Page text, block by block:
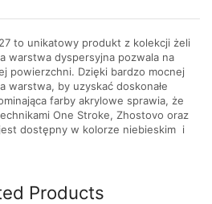
to unikatowy produkt z kolekcji żeli
warstwa dyspersyjna pozwala na
powierzchni. Dzięki bardzo mocnej
warstwa, by uzyskać doskonałe
farby akrylowe sprawia, że
One Stroke, Zhostovo oraz
dostępny w kolorze niebieskim i
Products